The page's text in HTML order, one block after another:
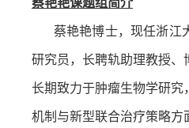
蔡艳艳课题组简介
蔡艳艳博士，现任浙江
研究员，长聘轨助理教授、
长期致力于肿瘤生物学研究
机制与新型联合治疗策略方